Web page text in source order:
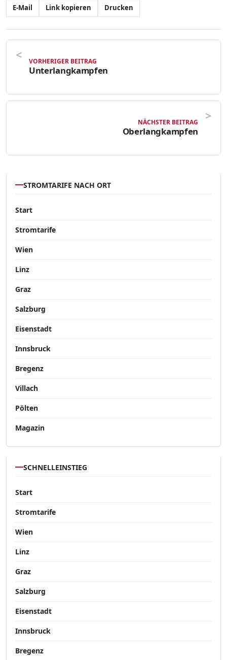
E-Mail Link kopieren Drucken
VORHERIGER BEITRAG
Unterlangkampfen
NÄCHSTER BEITRAG
Oberlangkampfen
STROMTARIFE NACH ORT
Start
Stromtarife
Wien
Linz
Graz
Salzburg
Eisenstadt
Innsbruck
Bregenz
Villach
Pölten
Magazin
SCHNELLEINSTIEG
Start
Stromtarife
Wien
Linz
Graz
Salzburg
Eisenstadt
Innsbruck
Bregenz